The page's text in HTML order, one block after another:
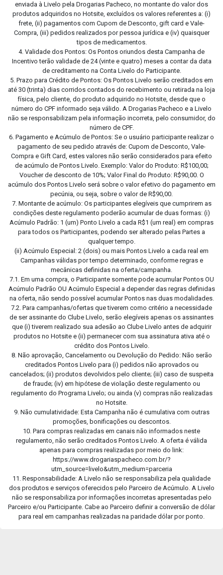
enviada à Livelo pela Drogarias Pacheco, no montante do valor dos
produtos adquiridos no Hotsite, excluídos os valores referentes a: (i)
frete, (ii) pagamentos com Cupom de Desconto, gift card e Vale-
Compra, (iii) pedidos realizados por pessoa jurídica e (iv) quaisquer
tipos de medicamentos.
4. Validade dos Pontos: Os Pontos oriundos desta Campanha de
Incentivo terão validade de 24 (vinte e quatro) meses a contar da data
de creditamento na Conta Livelo do Participante.
5. Prazo para Crédito de Pontos: Os Pontos Livelo serão creditados em
até 30 (trinta) dias corridos contados do recebimento ou retirada na loja
física, pelo cliente, do produto adquirido no Hotsite, desde que o
número do CPF informado seja válido. A Drogarias Pacheco e a Livelo
não se responsabilizam pela informação incorreta, pelo consumidor, do
número de CPF.
6. Pagamento e Acúmulo de Pontos: Se o usuário participante realizar o
pagamento de seu pedido através de: Cupom de Desconto, Vale-
Compra e Gift Card, estes valores não serão considerados para efeito
de acúmulo de Pontos Livelo. Exemplo: Valor do Produto: R$100,00;
Voucher de desconto de 10%; Valor Final do Produto: R$90,00. O
acúmulo dos Pontos Livelo será sobre o valor efetivo do pagamento em
pecúnia, ou seja, sobre o valor de R$90,00.
7. Montante de acúmulo: Os participantes elegíveis que cumprirem as
condições deste regulamento poderão acumular de duas formas: (i)
Acúmulo Padrão: 1 (um) Ponto Livelo a cada R$1 (um real) em compras
para todos os Participantes, podendo ser alterado pelas Partes a
qualquer tempo.
(ii) Acúmulo Especial: 2 (dois) ou mais Pontos Livelo a cada real em
Campanhas válidas por tempo determinado, conforme regras e
mecânicas definidas na oferta/campanha.
7.1. Em uma compra, o Participante somente pode acumular Pontos OU
Acúmulo Padrão OU Acúmulo Especial a depender das regras definidas
na oferta, não sendo possível acumular Pontos nas duas modalidades.
7.2. Para campanhas/ofertas que tiverem como critério a necessidade
de ser assinante do Clube Livelo, serão elegíveis apenas os assinantes
que (i) tiverem realizado sua adesão ao Clube Livelo antes de adquirir
produtos no Hotsite e (ii) permanecer com sua assinatura ativa até o
crédito dos Pontos Livelo.
8. Não aprovação, Cancelamento ou Devolução do Pedido: Não serão
creditados Pontos Livelo para (i) pedidos não aprovados ou
cancelados; (ii) produtos devolvidos pelo cliente; (iii) caso de suspeita
de fraude; (iv) em hipótese de violação deste regulamento ou
regulamento do Programa Livelo; ou ainda (v) compras não realizadas
no Hotsite.
9. Não cumulatividade: Esta Campanha não é cumulativa com outras
promoções, bonificações ou descontos.
10. Para compras realizadas em canais não informados neste
regulamento, não serão creditados Pontos Livelo. A oferta é válida
apenas para compras realizadas por meio do link:
https://www.drogariaspacheco.com.br/?
utm_source=livelo&utm_medium=parceria
11. Responsabilidade: A Livelo não se responsabiliza pela qualidade
dos produtos e serviços oferecidos pelo Parceiro de Acúmulo. A Livelo
não se responsabiliza por informações incorretas apresentadas pelo
Parceiro e/ou Participante. Cabe ao Parceiro definir a conversão de dólar
para real em campanhas realizadas na paridade dólar por ponto.